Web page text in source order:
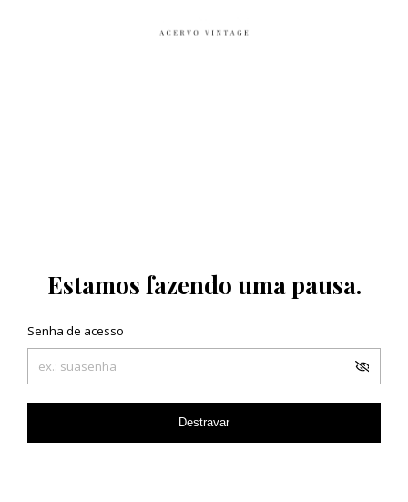
Estamos fazendo uma pausa.
Senha de acesso
Destravar